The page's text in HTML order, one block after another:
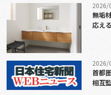
2026/
無垢
応え
2026/
首都
相互